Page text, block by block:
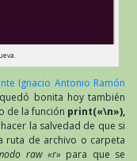
Ignacio Antonio Ramón
bonita hoy también
de la función print(«\n»),
la salvedad de que si
ruta de archivo o carpeta
raw «r» para que se